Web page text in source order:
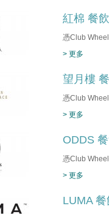
紅棉 餐
憑Club
> 更多
望月樓
憑Club
> 更多
ODDS
憑Club
> 更多
LUMA